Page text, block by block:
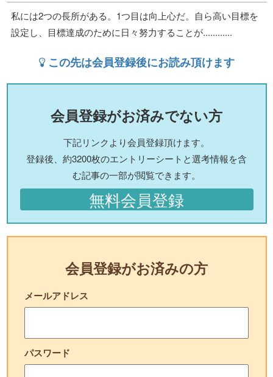
私には2つの長所がある。1つ目は向上心だ。自ら高い目標を
設定し、目標達成のために日々努力することが............
この先は会員登録後にお読み頂けます
会員登録がお済みでない方
下記リンクより会員登録頂けます。
登録後、約3200枚のエントリーシートと選考情報を含
む記事の一部が閲覧できます。
無料会員登録
会員登録がお済みの方
メールアドレス
パスワード